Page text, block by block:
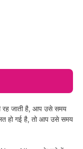
रह जाती है, आप उसे समय
हो गई है, तो आप उसे समय